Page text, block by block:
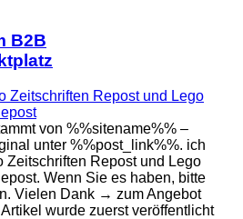
B2B
Zeitschriften Repost und Lego
von %%sitename%% –
unter %%post_link%%. ich
Zeitschriften Repost und Lego
Wenn Sie es haben, bitte
Vielen Dank → zum Angebot
wurde zuerst veröffentlicht